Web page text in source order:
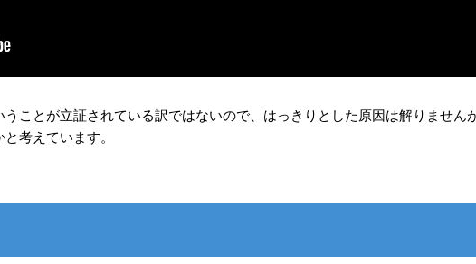
ことが立証されている訳ではないので、はっきりとした原因は解りませんが
考えています。